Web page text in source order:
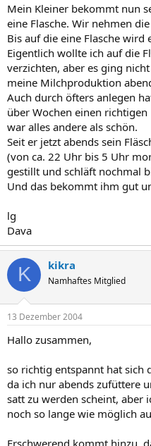
Mein Kleiner bekommt nun
eine Flasche. Wir nehmen
Bis auf die eine Flasche wird
Eigentlich wollte ich auf die
verzichten, aber es ging
meine Milchproduktion
Auch durch öfters anlegen
über Wochen einen richtigen
war alles andere als schön.
Seit er jetzt abends sein
(von ca. 22 Uhr bis 5 Uhr
gestillt und schläft nochmal
Und das bekommt ihm gut
lg
Dava
K kikra
Namhaftes Mitglied
13 Dezember 2004
Hallo zusammen,
so richtig entspannt hat sich
da ich nur abends zufüttere
satt zu werden scheint, aber
noch so lange wie möglich
Erschwerend kommt hinzu,